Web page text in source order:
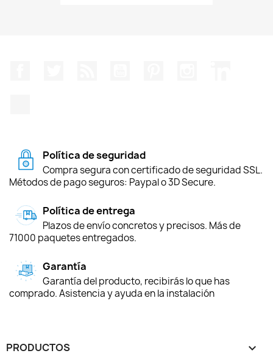
Política de seguridad
Compra segura con certificado de seguridad SSL.
Métodos de pago seguros: Paypal o 3D Secure.
Política de entrega
Plazos de envío concretos y precisos. Más de
71000 paquetes entregados.
Garantía
Garantía del producto, recibirás lo que has
comprado. Asistencia y ayuda en la instalación
PRODUCTOS 